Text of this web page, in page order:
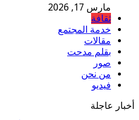
مارس 17, 2026
ثقافة
خدمة المجتمع
مقالات
بقلم مدحت
صور
من نحن
فيديو
أخبار عاجلة